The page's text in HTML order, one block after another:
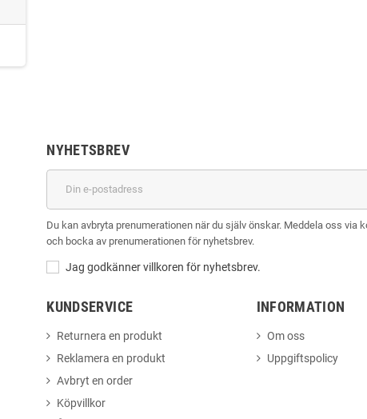
NYHETSBREV
Du kan avbryta prenumerationen när du själv önskar. Meddela oss
och bocka av prenumerationen för nyhetsbrev.
Jag godkänner villkoren för nyhetsbrev.
KUNDSERVICE
Returnera en produkt
Reklamera en produkt
Avbryt en order
Köpvillkor
INFORMATION
Om oss
Uppgiftspolicy